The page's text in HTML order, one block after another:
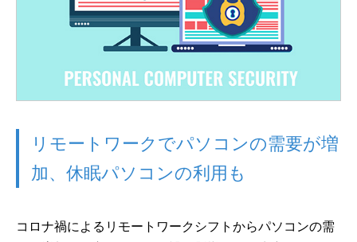
リモートワークでパソコンの需要が増
加、休眠パソコンの利用も
コロナ禍によるリモートワークシフトからパソコンの需